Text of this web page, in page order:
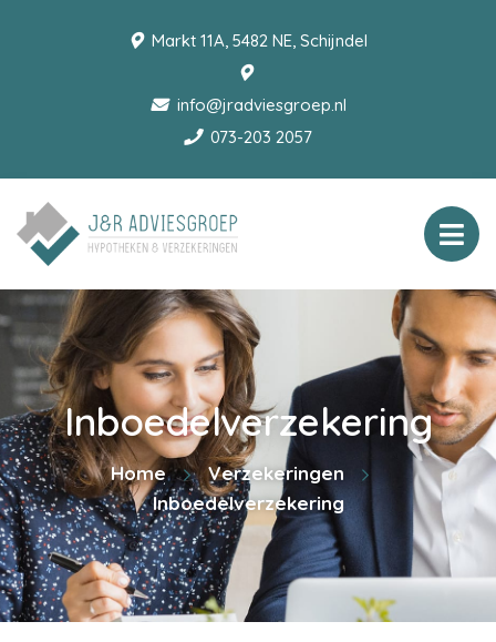
Markt 11A, 5482 NE, Schijndel
info@jradviesgroep.nl
073-203 2057
Inboedelverzekering
Home
Verzekeringen
Inboedelverzekering